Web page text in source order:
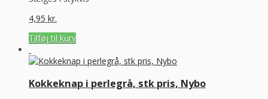
4,95 kr.
Tilføj til kurv
Kokkeknap i perlegrå, stk pris, Nybo